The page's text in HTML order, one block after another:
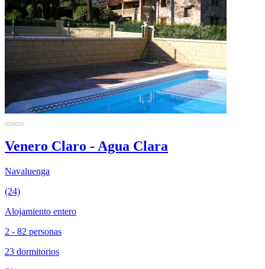
Venero Claro - Agua Clara
Navaluenga
(24)
Alojamiento entero
2 - 82 personas
23 dormitorios